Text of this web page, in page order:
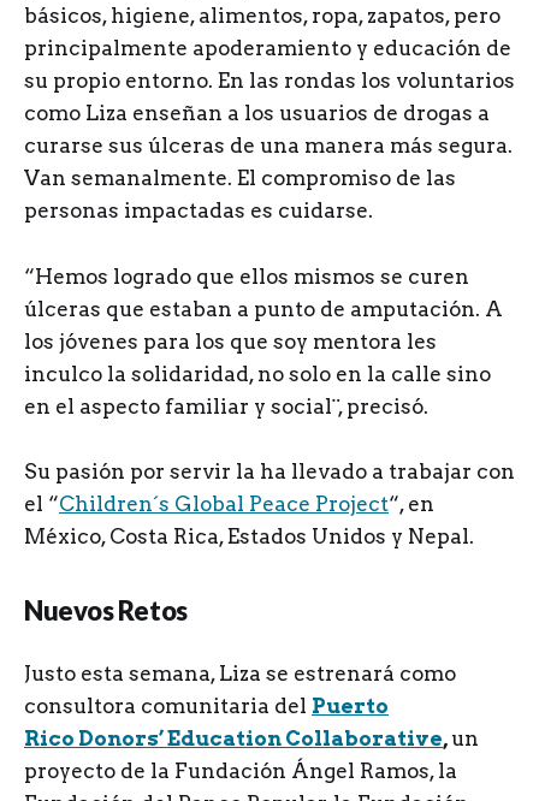
básicos, higiene, alimentos, ropa, zapatos, pero
principalmente apoderamiento y educación de
su propio entorno. En las rondas los voluntarios
como Liza enseñan a los usuarios de drogas a
curarse sus úlceras de una manera más segura.
Van semanalmente. El compromiso de las
personas impactadas es cuidarse.
“Hemos logrado que ellos mismos se curen
úlceras que estaban a punto de amputación. A
los jóvenes para los que soy mentora les
inculco la solidaridad, no solo en la calle sino
en el aspecto familiar y social¨, precisó.
Su pasión por servir la ha llevado a trabajar con
el “Children´s Global Peace Project“, en
México, Costa Rica, Estados Unidos y Nepal.
Nuevos Retos
Justo esta semana, Liza se estrenará como
consultora comunitaria del Puerto
Rico Donors’ Education Collaborative,un
proyecto de la Fundación Ángel Ramos, la